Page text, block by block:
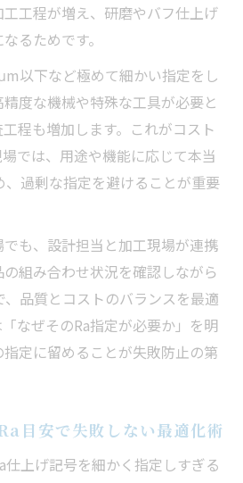
工程が増え、研磨やバフ仕上げ
るためです。
以下など極めて細かい指定をし
度な機械や特殊な工具が必要と
程も増加します。これがコスト
では、用途や機能に応じて本当
、過剰な指定を避けることが重要
も、設計担当と加工現場が連携
組み合わせ状況を確認しながら
、品質とコストのバランスを最適
なぜそのRa指定が必要か」を明
定に留めることが失敗防止の第
目安で失敗しない最適化術
仕上げ記号を細かく指定しすぎる